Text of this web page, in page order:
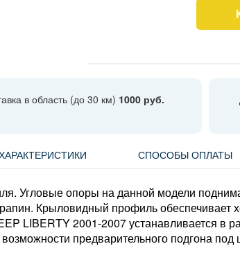
в область (до 30 км) 1000 руб.
СПОСОБЫ ОПЛАТЫ
Угловые опоры на данной модели
Крыловидный профиль
LIBERTY 2001-2007 устанавливается в
предварительного подгона